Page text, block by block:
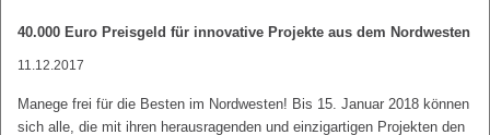
40.000 Euro Preisgeld für innovative Projekte aus dem Nordwesten
11.12.2017
Manege frei für die Besten im Nordwesten! Bis 15. Januar 2018 können
sich alle, die mit ihren herausragenden und einzigartigen Projekten den